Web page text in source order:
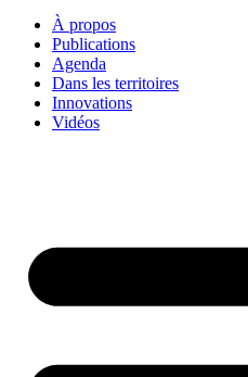
À propos
Publications
Agenda
Dans les territoires
Innovations
Vidéos